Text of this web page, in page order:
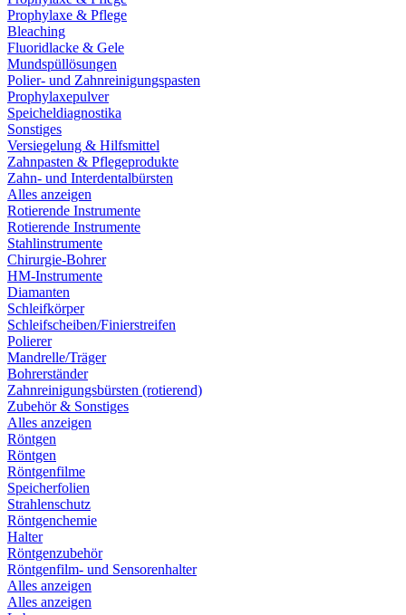
Prophylaxe & Pflege
Bleaching
Fluoridlacke & Gele
Mundspüllösungen
Polier- und Zahnreinigungspasten
Prophylaxepulver
Speicheldiagnostika
Sonstiges
Versiegelung & Hilfsmittel
Zahnpasten & Pflegeprodukte
Zahn- und Interdentalbürsten
Alles anzeigen
Rotierende Instrumente
Rotierende Instrumente
Stahlinstrumente
Chirurgie-Bohrer
HM-Instrumente
Diamanten
Schleifkörper
Schleifscheiben/Finierstreifen
Polierer
Mandrelle/Träger
Bohrerständer
Zahnreinigungsbürsten (rotierend)
Zubehör & Sonstiges
Alles anzeigen
Röntgen
Röntgen
Röntgenfilme
Speicherfolien
Strahlenschutz
Röntgenchemie
Halter
Röntgenzubehör
Röntgenfilm- und Sensorenhalter
Alles anzeigen
Alles anzeigen